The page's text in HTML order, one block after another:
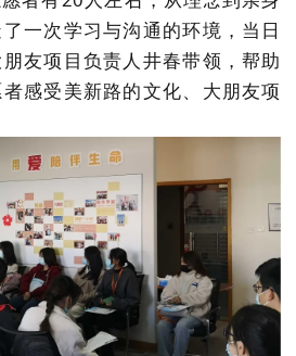
一次学习与沟通的环境，当日
友项目负责人井春带领，帮助
感受美新路的文化、大朋友项